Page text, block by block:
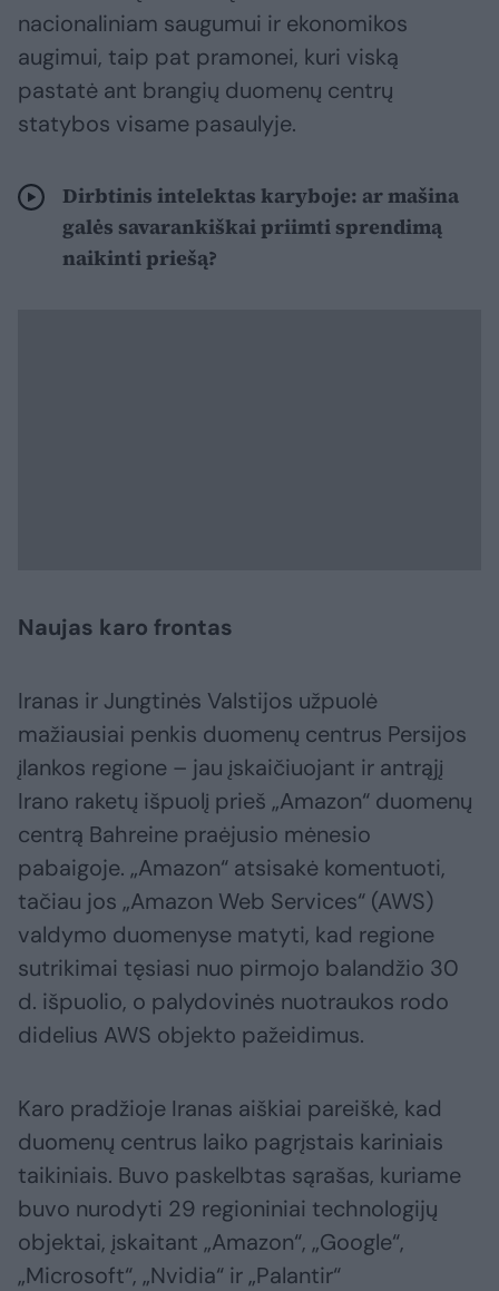
nacionaliniam saugumui ir ekonomikos
augimui, taip pat pramonei, kuri viską
pastatė ant brangių duomenų centrų
statybos visame pasaulyje.
Dirbtinis intelektas karyboje: ar mašina
galės savarankiškai priimti sprendimą
naikinti priešą?
Naujas karo frontas
Iranas ir Jungtinės Valstijos užpuolė
mažiausiai penkis duomenų centrus Persijos
įlankos regione – jau įskaičiuojant ir antrąjį
Irano raketų išpuolį prieš „Amazon“ duomenų
centrą Bahreine praėjusio mėnesio
pabaigoje. „Amazon“ atsisakė komentuoti,
tačiau jos „Amazon Web Services“ (AWS)
valdymo duomenyse matyti, kad regione
sutrikimai tęsiasi nuo pirmojo balandžio 30
d. išpuolio, o palydovinės nuotraukos rodo
didelius AWS objekto pažeidimus.
Karo pradžioje Iranas aiškiai pareiškė, kad
duomenų centrus laiko pagrįstais kariniais
taikiniais. Buvo paskelbtas sąrašas, kuriame
buvo nurodyti 29 regioniniai technologijų
objektai, įskaitant „Amazon“, „Google“,
„Microsoft“, „Nvidia“ ir „Palantir“